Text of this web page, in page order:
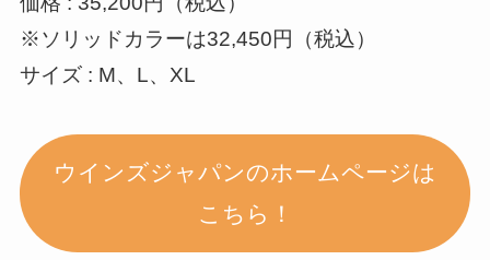
※ソリッドカラーは32,450円（税込）
サイズ : M、L、XL
ウインズジャパンのホームページは
こちら！